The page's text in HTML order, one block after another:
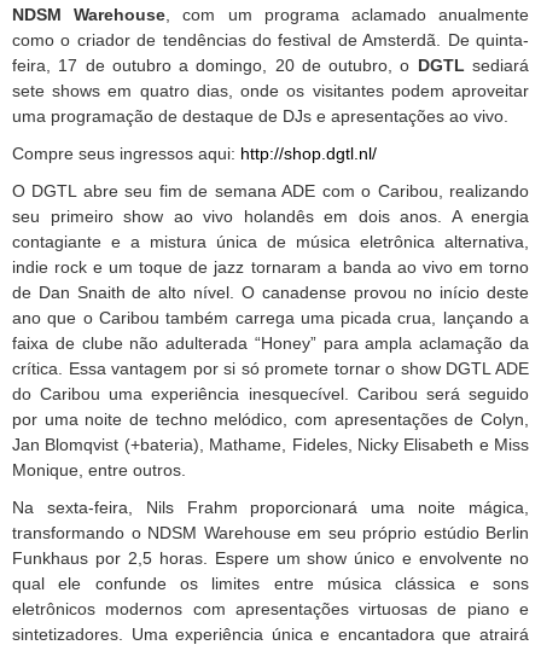
NDSM Warehouse , com um programa aclamado anualmente
como o criador de tendências do festival de Amsterdã. De quinta-
feira, 17 de outubro a domingo, 20 de outubro, o DGTL sediará
sete shows em quatro dias, onde os visitantes podem aproveitar
uma programação de destaque de DJs e apresentações ao vivo.
Compre seus ingressos aqui: http://shop.dgtl.nl/
O DGTL abre seu fim de semana ADE com o Caribou, realizando
seu primeiro show ao vivo holandês em dois anos. A energia
contagiante e a mistura única de música eletrônica alternativa,
indie rock e um toque de jazz tornaram a banda ao vivo em torno
de Dan Snaith de alto nível. O canadense provou no início deste
ano que o Caribou também carrega uma picada crua, lançando a
faixa de clube não adulterada “Honey” para ampla aclamação da
crítica. Essa vantagem por si só promete tornar o show DGTL ADE
do Caribou uma experiência inesquecível. Caribou será seguido
por uma noite de techno melódico, com apresentações de Colyn,
Jan Blomqvist (+bateria), Mathame, Fideles, Nicky Elisabeth e Miss
Monique, entre outros.
Na sexta-feira, Nils Frahm proporcionará uma noite mágica,
transformando o NDSM Warehouse em seu próprio estúdio Berlin
Funkhaus por 2,5 horas. Espere um show único e envolvente no
qual ele confunde os limites entre música clássica e sons
eletrônicos modernos com apresentações virtuosas de piano e
sintetizadores. Uma experiência única e encantadora que atrairá